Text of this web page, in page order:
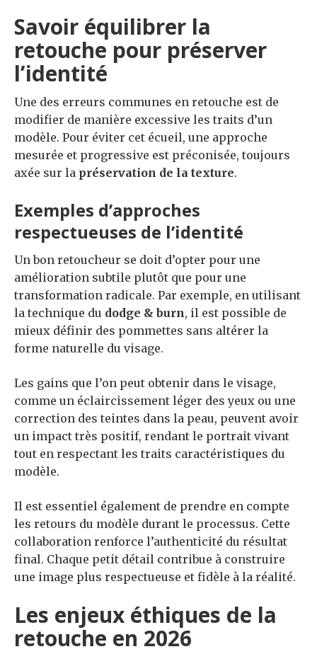
Savoir équilibrer la
retouche pour préserver
l’identité
Une des erreurs communes en retouche est de
modifier de manière excessive les traits d’un
modèle. Pour éviter cet écueil, une approche
mesurée et progressive est préconisée, toujours
axée sur la préservation de la texture.
Exemples d’approches
respectueuses de l’identité
Un bon retoucheur se doit d’opter pour une
amélioration subtile plutôt que pour une
transformation radicale. Par exemple, en utilisant
la technique du dodge & burn, il est possible de
mieux définir des pommettes sans altérer la
forme naturelle du visage.
Les gains que l’on peut obtenir dans le visage,
comme un éclaircissement léger des yeux ou une
correction des teintes dans la peau, peuvent avoir
un impact très positif, rendant le portrait vivant
tout en respectant les traits caractéristiques du
modèle.
Il est essentiel également de prendre en compte
les retours du modèle durant le processus. Cette
collaboration renforce l’authenticité du résultat
final. Chaque petit détail contribue à construire
une image plus respectueuse et fidèle à la réalité.
Les enjeux éthiques de la
retouche en 2026